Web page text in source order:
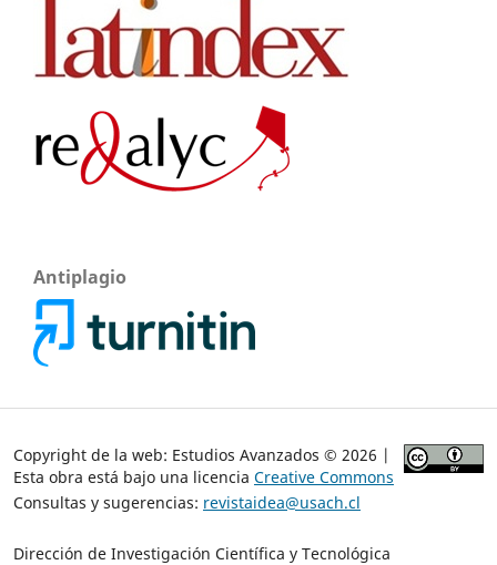
Antiplagio
Copyright de la web: Estudios Avanzados © 2026 |
Esta obra está bajo una licencia Creative Commons
Consultas y sugerencias: revistaidea@usach.cl
Dirección de Investigación Científica y Tecnológica